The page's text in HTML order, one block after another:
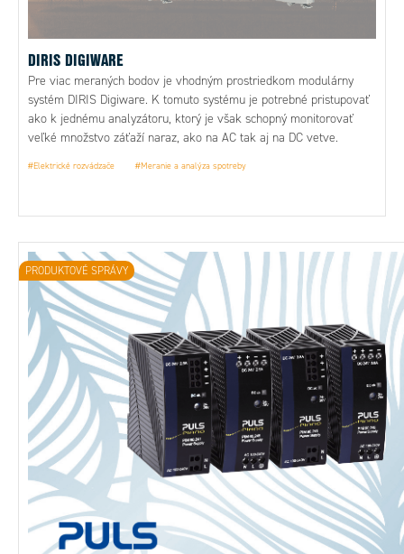
DIRIS DIGIWARE
Pre viac meraných bodov je vhodným prostriedkom modulárny
systém DIRIS Digiware. K tomuto systému je potrebné pristupovať
ako k jednému analyzátoru, ktorý je však schopný monitorovať
veľké množstvo záťaží naraz, ako na AC tak aj na DC vetve.
siete, ale vďaka IO modulom je možné do systému zahrnú aj
#Elektrické rozvádzače #Meranie a analýza spotreby
PRODUKTOVÉ SPRÁVY